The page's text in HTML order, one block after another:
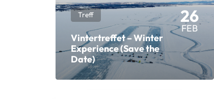
Treff 26
FEB
Vintertreffet – Winter
Experience (Save the
Date)